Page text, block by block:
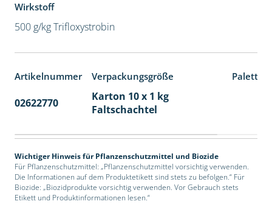
Wirkstoff
500 g/kg Trifloxystrobin
Artikelnummer Verpackungsgröße
02622770
Karton 10 x 1 kg
Faltschachtel
Wichtiger Hinweis für Pflanzenschutzmittel und Biozide
Für Pflanzenschutzmittel: „Pflanzenschutzmittel vorsichtig verwenden.
Die Informationen auf dem Produktetikett sind stets zu befolgen.“ Für
Biozide: „Biozidprodukte vorsichtig verwenden. Vor Gebrauch stets
Etikett und Produktinformationen lesen.“